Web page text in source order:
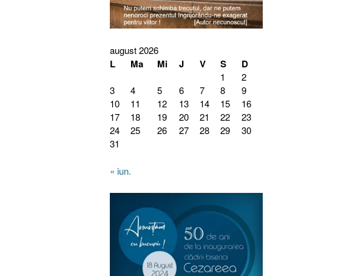
august 2026
L Ma Mi J V S D
1
2
3
4 5 6 7 8
9
10
11 12 13 14 15
16
17
18 19 20 21 22
23
24
25 26 27 28 29
30
31
« iun.